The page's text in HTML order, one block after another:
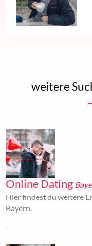
weitere
Online Dating
Hier findest du weitere
Bayern.